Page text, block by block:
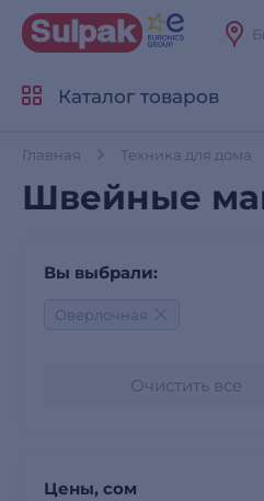
Каталог товаров
Главная Техника для дома
Швейные
Вы выбрали:
Оверлочная
Очистить все
Цены, сом